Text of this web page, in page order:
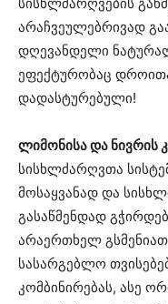
არაჩვეულებრივად
დღევანდელი
ეფექტურობაც
დადასტურებული!
ლიმონისა და ნივრის
სისხლძარღვთა
მოსაყვანად და
გასაწმენდად
არაერთხელ
სასარგებლო
კომბინირებას, ასე